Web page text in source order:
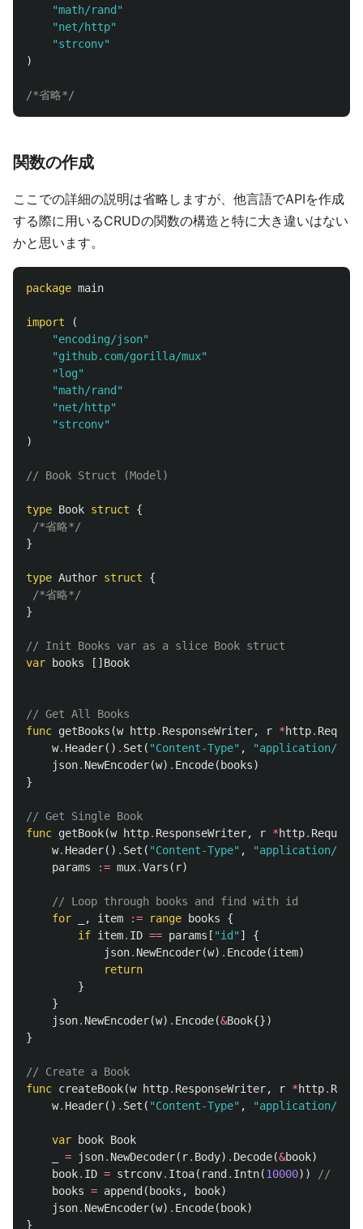
"math/rand"
"net/http"
"strconv"
)
/*省略*/
関数の作成
ここでの詳細の説明は省略しますが、他言語でAPIを作成
する際に用いるCRUDの関数の構造と特に大き違いはない
かと思います。
package main
import
(
"encoding/json"
"github.com/gorilla/mux"
"log"
"math/rand"
"net/http"
"strconv"
)
// Book Struct (Model)
type Book struct
{
/*省略*/
}
type Author struct
{
/*省略*/
}
// Init Books var as a slice Book struct
var
books [] Book
// Get All Books
func getBooks (w http. ResponseWriter, r *http. Request
w. Header() . Set ( "Content-Type" ,
"application/
json. NewEncoder(w) . Encode( books)
}
// Get Single Book
func getBook(w http. ResponseWriter, r *http. Request
w. Header() . Set ( "Content-Type" ,
"application/
params
:= mux.Vars ( r)
// Loop through books and find with id
for
, item := range books
{
if item. ID == params [ "id" ]
{
json. NewEncoder(w) . Encode(item)
return
}
}
json. NewEncoder(w) . Encode(&Book{})
}
// Create a Book
func createBook(w http. ResponseWriter, r *http.
w. Header() . Set ( "Content-Type" , "application/
var book Book
= json. NewDecoder( r. Body) . Decode(&book)
book. ID = strconv. Itoa( rand . Intn(10000))
//
books = append ( books , book)
json. NewEncoder(w) . Encode( book)
}